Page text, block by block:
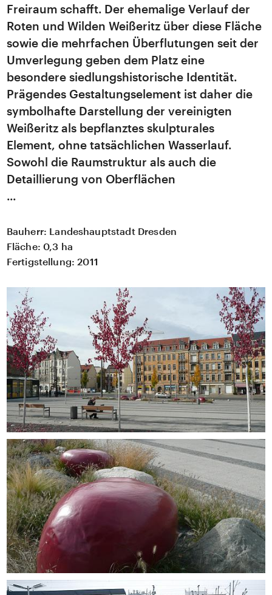
Freiraum schafft. Der ehemalige Verlauf der
Roten und Wilden Weißeritz über diese Fläche
sowie die mehrfachen Überflutungen seit der
Umverlegung geben dem Platz eine
besondere siedlungshistorische Identität.
Prägendes Gestaltungselement ist daher die
symbolhafte Darstellung der vereinigten
Weißeritz als bepflanztes skulpturales
Element, ohne tatsächlichen Wasserlauf.
Sowohl die Raumstruktur als auch die
Detaillierung von Oberflächen
Bauherr: Landeshauptstadt Dresden
Fläche: 0,3 ha
Fertigstellung: 2011